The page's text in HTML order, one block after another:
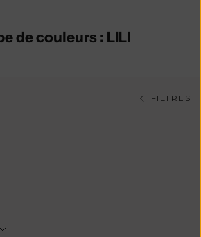
de couleurs : LILI
FILTRES